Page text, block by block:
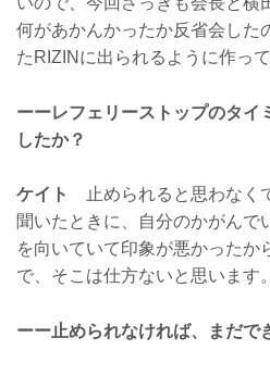
何があかんかったか反省会した
たRIZINに出られるように作っ
ーーレフェリーストップのタイ
したか？
ケイト
止められると思わなく
聞いたときに、自分のかがんで
を向いていて印象が悪かったか
で、そこは仕方ないと思います。
ーー止められなければ、まだで